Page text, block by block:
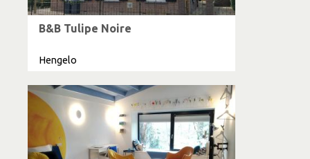
B&B Tulipe Noire
Hengelo